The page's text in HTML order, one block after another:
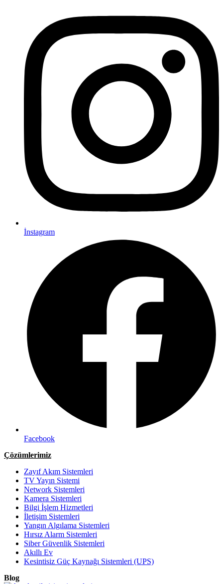
İnstagram
Facebook
Çözümlerimiz
Zayıf Akım Sistemleri
TV Yayın Sistemi
Network Sistemleri
Kamera Sistemleri
Bilgi İşlem Hizmetleri
İletişim Sistemleri
Yangın Algılama Sistemleri
Hırsız Alarm Sistemleri
Siber Güvenlik Sistemleri
Akıllı Ev
Kesintisiz Güç Kaynağı Sistemleri (UPS)
Blog